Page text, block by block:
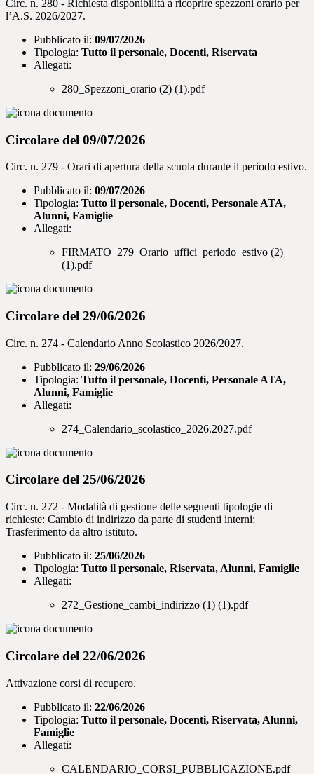
Circ. n. 280 - Richiesta disponibilità a ricoprire spezzoni orario per
l’A.S. 2026/2027.
Pubblicato il: 09/07/2026
Tipologia: Tutto il personale, Docenti, Riservata
Allegati:
280_Spezzoni_orario (2) (1).pdf
Circolare del 09/07/2026
Circ. n. 279 - Orari di apertura della scuola durante il periodo estivo.
Pubblicato il: 09/07/2026
Tipologia: Tutto il personale, Docenti, Personale ATA,
Alunni, Famiglie
Allegati:
FIRMATO_279_Orario_uffici_periodo_estivo (2)
(1).pdf
Circolare del 29/06/2026
Circ. n. 274 - Calendario Anno Scolastico 2026/2027.
Pubblicato il: 29/06/2026
Tipologia: Tutto il personale, Docenti, Personale ATA,
Alunni, Famiglie
Allegati:
274_Calendario_scolastico_2026.2027.pdf
Circolare del 25/06/2026
Circ. n. 272 - Modalità di gestione delle seguenti tipologie di
richieste: Cambio di indirizzo da parte di studenti interni;
Trasferimento da altro istituto.
Pubblicato il: 25/06/2026
Tipologia: Tutto il personale, Riservata, Alunni, Famiglie
Allegati:
272_Gestione_cambi_indirizzo (1) (1).pdf
Circolare del 22/06/2026
Attivazione corsi di recupero.
Pubblicato il: 22/06/2026
Tipologia: Tutto il personale, Docenti, Riservata, Alunni,
Famiglie
Allegati:
CALENDARIO_CORSI_PUBBLICAZIONE.pdf